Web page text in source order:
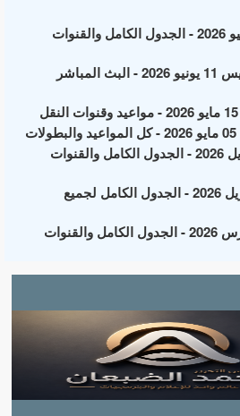
مباريات الغد الجمعة 12 يونيو 2026 - الجدول الكامل والقنوات
مواعيد مباريات اليوم الخميس 11 يونيو 2026 - البث المباشر
مباريات الغد الأربعاء 15 أبريل 2026 - الجدول الكامل والقنوات
مباريات اليوم الثلاثاء 14 أبريل 2026 - الجدول الكامل لجميع
مباريات الغد الأربعاء 25 مارس 2026 - الجدول الكامل والقنوات